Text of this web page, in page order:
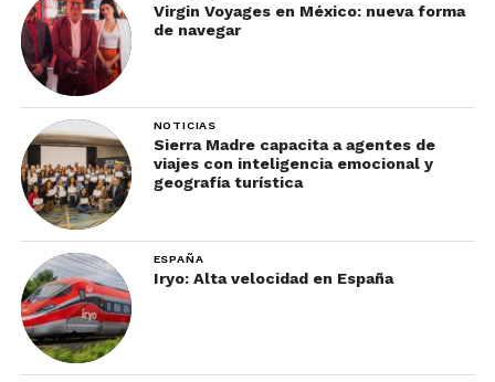
Virgin Voyages en México: nueva forma
de navegar
NOTICIAS
Sierra Madre capacita a agentes de
viajes con inteligencia emocional y
geografía turística
ESPAÑA
Iryo: Alta velocidad en España